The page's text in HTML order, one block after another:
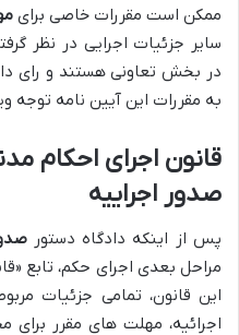
ممکن است مقررات خاصی برای
سایر جزئیات اجرایی در نظر
در بخش تعاونی هستند و رای
به مقررات این آیین نامه توجه
قانون اجرای احکام
صدور اجراییه
پس از اینکه دادگاه دستور
مراحل بعدی اجرای حکم، تابع
این قانون، تمامی جزئیات
اجرائیه، مهلت های مقرر برای